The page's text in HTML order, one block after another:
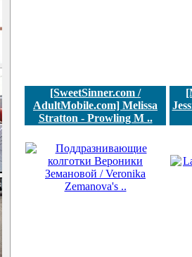
[SweetSinner.com /
AdultMobile.com] Melissa
Stratton - Prowling M ..